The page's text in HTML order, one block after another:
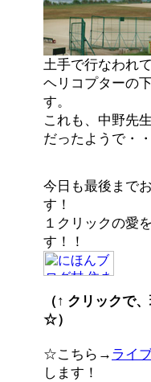
土手で行なわれ
ヘリコプターの
す。
これも、中野先
だったようで・
今日も最後まで
す！
１クリックの愛
す！！
（↑ クリックで
☆）
☆こちら→ ライ
します！